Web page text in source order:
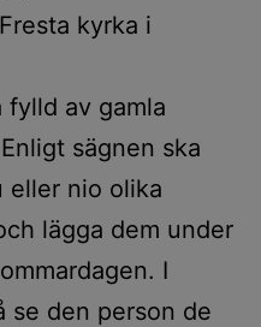
kyrka i
fylld av gamla
sägnen ska
eller nio olika
lägga dem under
I
se den person de